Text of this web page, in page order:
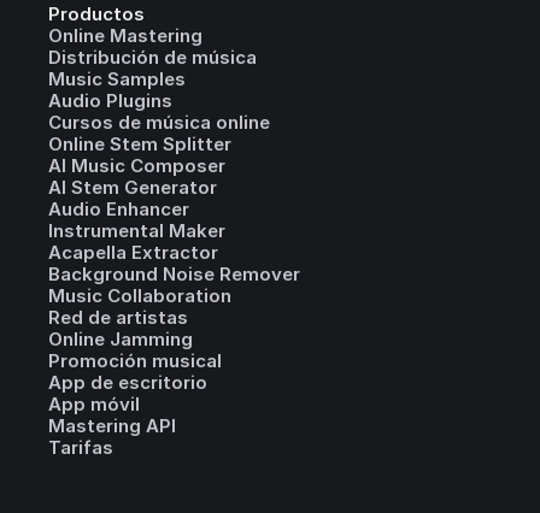
Productos
Online Mastering
Distribución de música
Music Samples
Audio Plugins
Cursos de música online
Online Stem Splitter
AI Music Composer
AI Stem Generator
Audio Enhancer
Instrumental Maker
Acapella Extractor
Background Noise Remover
Music Collaboration
Red de artistas
Online Jamming
Promoción musical
App de escritorio
App móvil
Mastering API
Tarifas